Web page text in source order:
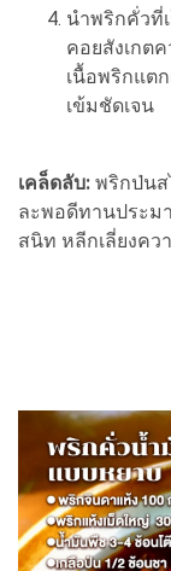
นำพริกคั่วที่
คอยสังเกต
เนื้อพริกแต
เข้มชัดเจน
เคล็ดลับ: พริกป่น
ละพอดีทานประม
สนิท หลีกเลี่ยงคว